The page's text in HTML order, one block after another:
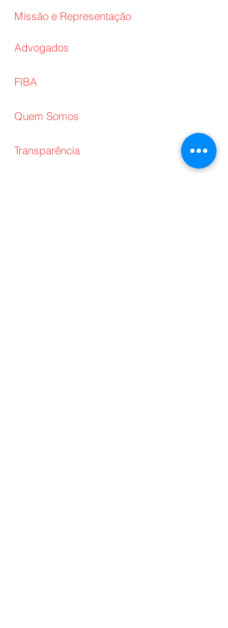
Missão e Representação
Advogados
FIBA
Quem Somos
Transparência